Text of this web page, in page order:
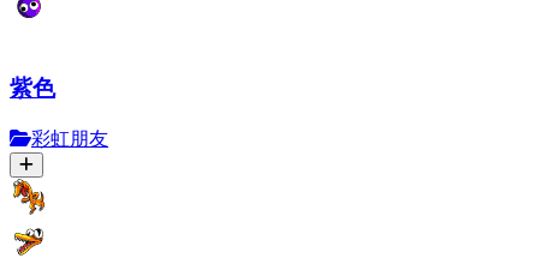
紫色
彩虹朋友